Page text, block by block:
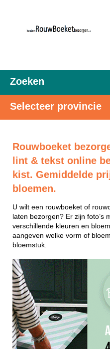
Zoeken
Selecteer provincie
Rouwboeket
lint & tekst online
kist. Gemiddelde
bloemen.
U wilt een rouwboeket of
laten bezorgen? Er zijn foto’s
verschillende kleuren en
aangeven welke vorm of
bloemstuk.